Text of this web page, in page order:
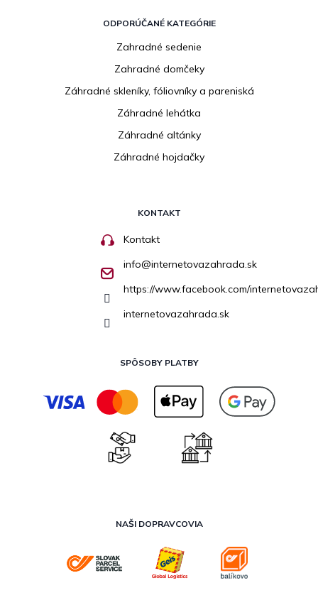
ODPORÚČANÉ KATEGÓRIE
Zahradné sedenie
Zahradné domčeky
Záhradné skleníky, fóliovníky a pareniská
Záhradné lehátka
Záhradné altánky
Záhradné hojdačky
KONTAKT
Kontakt
info@internetovazahrada.sk
https://www.facebook.com/
internetovazahrada.sk
SPÔSOBY PLATBY
NAŠI DOPRAVCOVIA